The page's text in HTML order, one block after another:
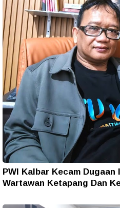
PWI Kalbar Kecam
Wartawan Ketapang Dan